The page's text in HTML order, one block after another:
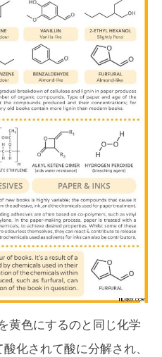
黄色にするのと同じ化学
化されて酸に分解され、